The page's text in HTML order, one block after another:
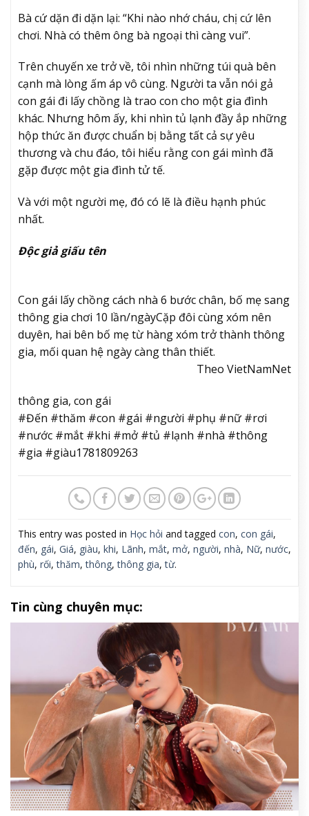
Bà cứ dặn đi dặn lại: “Khi nào nhớ cháu, chị cứ lên
chơi. Nhà có thêm ông bà ngoại thì càng vui”.
Trên chuyến xe trở về, tôi nhìn những túi quà bên
cạnh mà lòng ấm áp vô cùng. Người ta vẫn nói gả
con gái đi lấy chồng là trao con cho một gia đình
khác. Nhưng hôm ấy, khi nhìn tủ lạnh đầy ắp những
hộp thức ăn được chuẩn bị bằng tất cả sự yêu
thương và chu đáo, tôi hiểu rằng con gái mình đã
gặp được một gia đình tử tế.
Và với một người mẹ, đó có lẽ là điều hạnh phúc
nhất.
Độc giả giấu tên
Con gái lấy chồng cách nhà 6 bước chân, bố mẹ sang
thông gia chơi 10 lần/ngàyCặp đôi cùng xóm nên
duyên, hai bên bố mẹ từ hàng xóm trở thành thông
gia, mối quan hệ ngày càng thân thiết.
Theo VietNamNet
thông gia, con gái
#Đến #thăm #con #gái #người #phụ #nữ #rơi
#nước #mắt #khi #mở #tủ #lạnh #nhà #thông
#gia #giàu1781809263
This entry was posted in Học hỏi and tagged con, con gái,
đến, gái, Giá, giàu, khi, Lãnh, mắt, mở, người, nhà, Nữ, nước,
phù, rối,thăm,thông,thông gia,từ.
Tin cùng chuyên mục: